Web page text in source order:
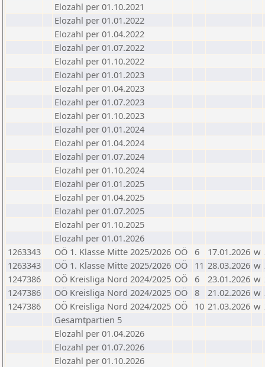
Elozahl per 01.10.2021
Elozahl per 01.01.2022
Elozahl per 01.04.2022
Elozahl per 01.07.2022
Elozahl per 01.10.2022
Elozahl per 01.01.2023
Elozahl per 01.04.2023
Elozahl per 01.07.2023
Elozahl per 01.10.2023
Elozahl per 01.01.2024
Elozahl per 01.04.2024
Elozahl per 01.07.2024
Elozahl per 01.10.2024
Elozahl per 01.01.2025
Elozahl per 01.04.2025
Elozahl per 01.07.2025
Elozahl per 01.10.2025
Elozahl per 01.01.2026
1263343
OÖ 1. Klasse Mitte 2025/2026 OÖ 6 17.01.2026 w
1263343
OÖ 1. Klasse Mitte 2025/2026 OÖ 11 28.03.2026 w
1247386
OÖ Kreisliga Nord 2024/2025 OÖ 6 23.01.2026 w
1247386
OÖ Kreisliga Nord 2024/2025 OÖ 8 21.02.2026 w
1247386
OÖ Kreisliga Nord 2024/2025 OÖ 10 21.03.2026 w
Gesamtpartien 5
Elozahl per 01.04.2026
Elozahl per 01.07.2026
Elozahl per 01.10.2026